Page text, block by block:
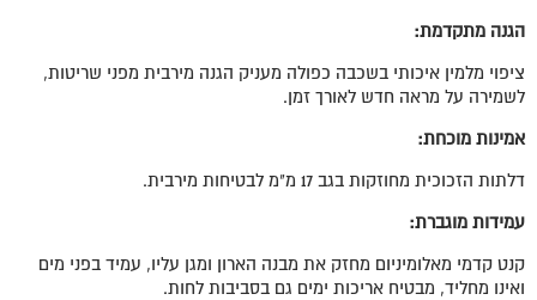
הגנה מתקדמת:
ציפוי מלמין איכותי בשכבה כפולה מעניק הגנה מירבית מפני שריטות,
לשמירה על מראה חדש לאורך זמן.
אמינות מוכחת:
דלתות הזכוכית מחוזקות בגב 17 מ"מ לבטיחות מירבית.
עמידות מוגברת:
קנט קדמי מאלומיניום מחזק את מבנה הארון ומגן עליו, עמיד בפני מים
ואינו מחליד, מבטיח אריכות ימים גם בסביבות לחות.